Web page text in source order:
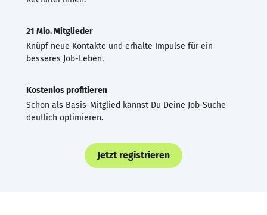
21 Mio. Mitglieder
Knüpf neue Kontakte und erhalte Impulse für ein
besseres Job-Leben.
Kostenlos profitieren
Schon als Basis-Mitglied kannst Du Deine Job-Suche
deutlich optimieren.
Jetzt registrieren